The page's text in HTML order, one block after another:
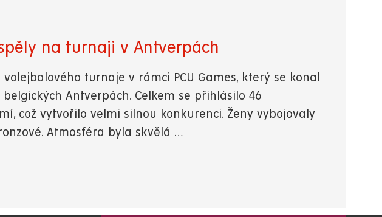
na turnaji v Antverpách
turnaje v rámci PCU Games, který se konal
belgických Antverpách. Celkem se přihlásilo 46
což vytvořilo velmi silnou konkurenci. Ženy vybojovaly
Atmosféra byla skvělá …